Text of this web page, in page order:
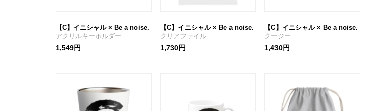
【C】イニシャル × Be a noise.
アクリルキーホルダー
1,549円
【C】イニシャル × Be a noise.
クリアファイル
1,730円
【C】イニシャル × Be a noise.
クージー
1,430円